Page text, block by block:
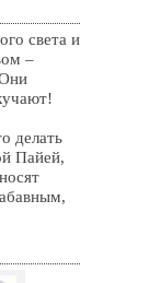
света и
–
делать
Пайей,